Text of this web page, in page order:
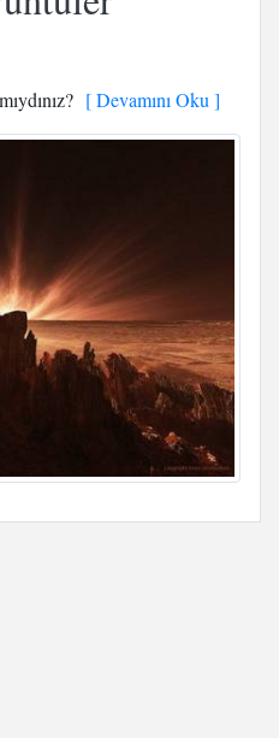
[ Devamını Oku ]